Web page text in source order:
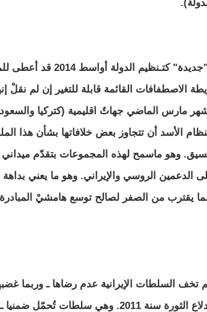
غير أن ظهور مجموعات مسلحة
الاصطفافات القائمة قابلة للتغير إن لم نقلْ
مارس الماضي جهاتٌ اقليمية (كتركيا
الأسد أن تتجاوز بعض خلافاتها بشأن هذا
وهو ماسمح لهذه المجموعات بتقدّم
الدعمين الروسي والإيراني. وهو ما يعني
يقترب من الصفر لصالح توسع هامشيْ
السلطات الإيرانية عدم رضاها ـ وربما
تصرّف بها النظام السوري منذ اندلاع الثورة سنة